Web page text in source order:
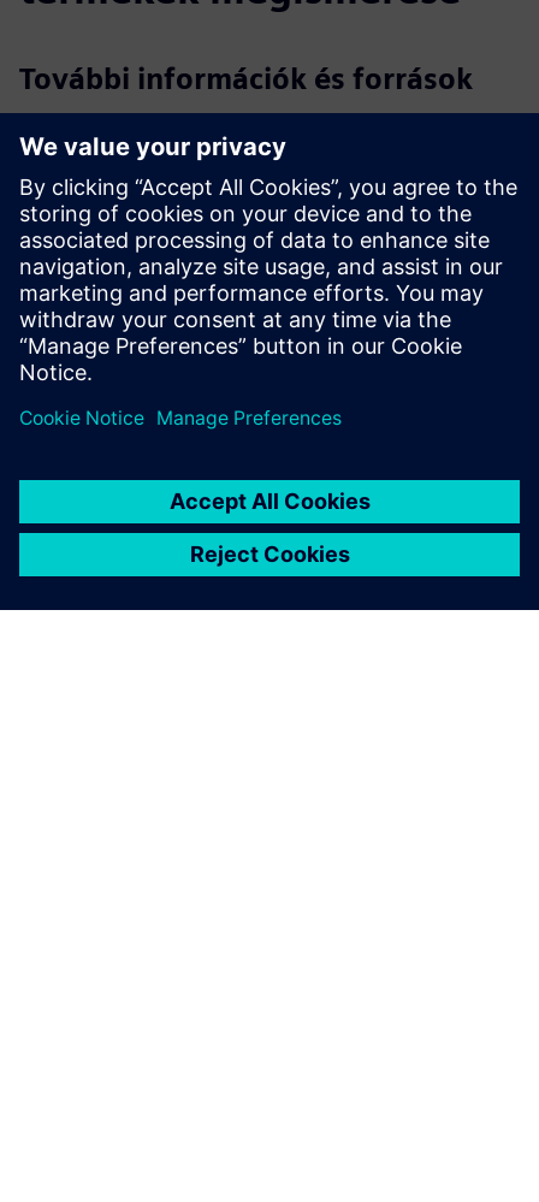
További információk és források
Lambent Spaces megoldás áttekintése 2024.pdf
Lambent - Felsőoktatási ügy Studies.pdf
Lambent GYIK
Feltételek
Az ügyfél Wi-Fi-jéhez való hozzáférés az elsődleges
követelmény a Lambent futtatásához